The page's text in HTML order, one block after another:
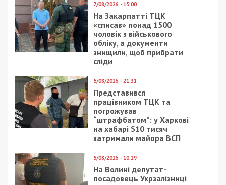
Следующая статья:
Працівниці пошти попалися на махінаціях
з грошима за посилки
ГРОШІ
4/03/2026 - 10:30
Подружжя на
замовлення ворога
коригувало атаки по
В днепровском
фастфуде 150 человек
пели о любви: видео